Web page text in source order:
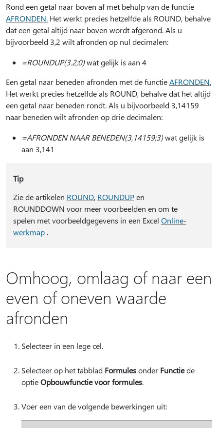
Rond een getal naar boven af met behulp van de functie
AFRONDEN. Het werkt precies hetzelfde als ROUND, behalve
dat een getal altijd naar boven wordt afgerond. Als u
bijvoorbeeld 3,2 wilt afronden op nul decimalen:
=ROUNDUP(3.2;0)wat gelijk is aan 4
Een getal naar beneden afronden met de functieAFRONDEN.
Het werkt precies hetzelfde als ROUND, behalve dat het altijd
een getal naar beneden rondt. Als u bijvoorbeeld 3,14159
naar beneden wilt afronden op drie decimalen:
=AFRONDEN NAAR BENEDEN(3,14159;3)wat gelijk is
aan 3,141
Tip
Zie de artikelen ROUND, ROUNDUPen
ROUNDDOWN voor meer voorbeelden en om te
spelen met voorbeeldgegevens in een Excel Online-
werkmap.
Omhoog, omlaag of naar een
even of oneven waarde
afronden
Selecteer in een lege cel.
Selecteer op het tabblad Formulesonder Functiede
optieOpbouwfunctie voor formules.
Voer een van de volgende bewerkingen uit: